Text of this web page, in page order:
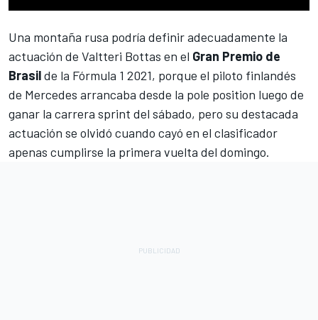
Una montaña rusa podría definir adecuadamente la
actuación de Valtteri Bottas en el Gran Premio de
Brasilde la Fórmula 1 2021, porque el piloto finlandés
de Mercedes arrancaba desde la pole position luego de
ganar la carrera sprint del sábado, pero su destacada
actuación se olvidó cuando cayó en el clasificador
apenas cumplirse la primera vuelta del domingo.